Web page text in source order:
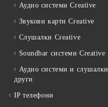
Аудио системи Creative
Звукови карти Creative
Слушалки Creative
Soundbar системи Creative
Аудио системи и слушалки
други
IP телефони